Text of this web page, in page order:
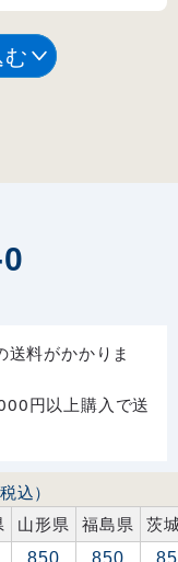
送料がかかりま
円以上購入で送
税込）
山形県 福島県 茨